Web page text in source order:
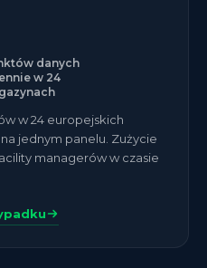
danych
w 24
w 24 europejskich
jednym panelu. Zużycie
managerów w czasie